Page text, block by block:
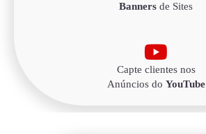
Banners de Sites
Capte clientes nos
Anúncios do YouTube